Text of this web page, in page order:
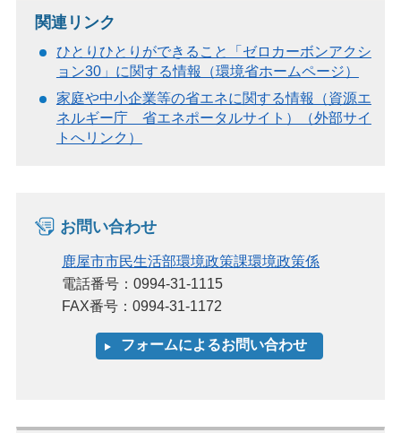
関連リンク
ひとりひとりができること「ゼロカーボンアクシ
ョン30」に関する情報（環境省ホームページ）
家庭や中小企業等の省エネに関する情報（資源エ
ネルギー庁 省エネポータルサイト）（外部サイ
トへリンク）
お問い合わせ
鹿屋市市民生活部環境政策課環境政策係
電話番号：0994-31-1115
FAX番号：0994-31-1172